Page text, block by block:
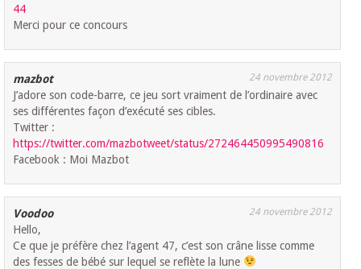
44
Merci pour ce concours
mazbot 24 novembre 2012
J’adore son code-barre, ce jeu sort vraiment de l’ordinaire avec
ses différentes façon d’exécuté ses cibles.
Twitter :
https://twitter.com/mazbotweet/status/272464450995490816
Facebook : Moi Mazbot
Voodoo 24 novembre 2012
Hello,
Ce que je préfère chez l’agent 47, c’est son crâne lisse comme
des fesses de bébé sur lequel se reflète la lune